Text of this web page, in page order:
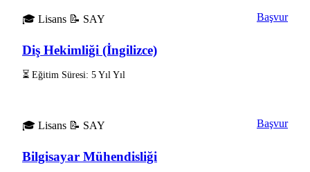
🎓 Lisans 📝 SAY
Diş Hekimliği (İngilizce)
⏳ Eğitim Süresi: 5 Yıl Yıl
Başvur
🎓 Lisans 📝 SAY
Bilgisayar Mühendisliği
Başvur